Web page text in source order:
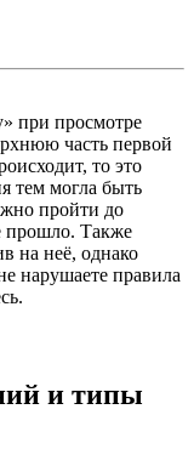
при просмотре
часть первой
то это
тем могла быть
пройти до
прошло. Также
на неё, однако
нарушаете правила
и типы